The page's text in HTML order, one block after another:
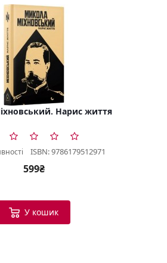
Нарис життя
ISBN: 9786179512971
599₴
У кошик